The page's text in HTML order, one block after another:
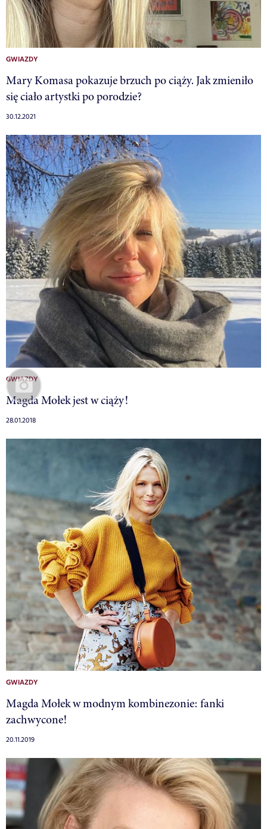
GWIAZDY
Mary Komasa pokazuje brzuch po ciąży. Jak zmieniło
się ciało artystki po porodzie?
30.12.2021
GWIAZDY
Magda Mołek jest w ciąży!
28.01.2018
GWIAZDY
Magda Mołek w modnym kombinezonie: fanki
zachwycone!
20.11.2019